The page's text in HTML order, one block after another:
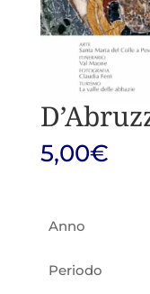
5,00€
Anno
Periodo